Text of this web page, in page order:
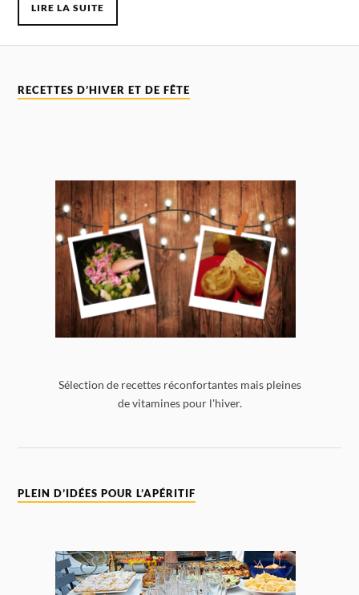
LIRE LA SUITE
RECETTES D’HIVER ET DE FÊTE
Sélection de recettes réconfortantes mais pleines
de vitamines pour l'hiver.
PLEIN D’IDÉES POUR L’APÉRITIF